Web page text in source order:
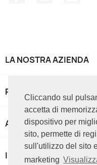
Cliccando sul
accetta di
dispositivo per
sito, permette di
sull'utilizzo del sito
marketing
LA NOSTRA AZIENDA
PRODOTTI
APPROFONDIMENTI
IL TUO ACCOUNT